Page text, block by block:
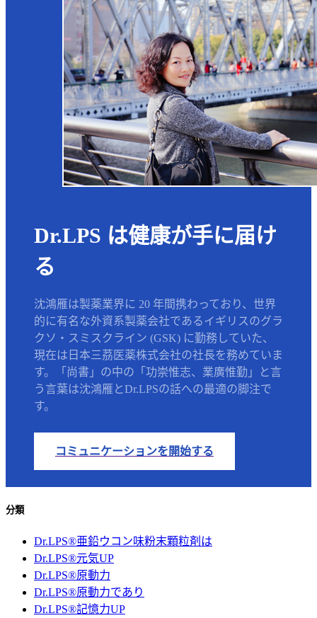
Dr.LPS は健康が手に届け
る
沈鴻雁は製薬業界に 20 年間携わっており、世界
的に有名な外資系製薬会社であるイギリスのグラ
クソ・スミスクライン (GSK) に勤務していた、
現在は日本三茘医薬株式会社の社長を務めていま
す。「尚書」の中の「功崇惟志、業廣惟勤」と言
う言葉は沈鴻雁とDr.LPSの話への最適の脚注で
す。
コミュニケーションを開始する
分類
Dr.LPS®亜鉛ウコン味粉末顆粒剤は
Dr.LPS®元気UP
Dr.LPS®原動力
Dr.LPS®原動力であり
Dr.LPS®記憶力UP